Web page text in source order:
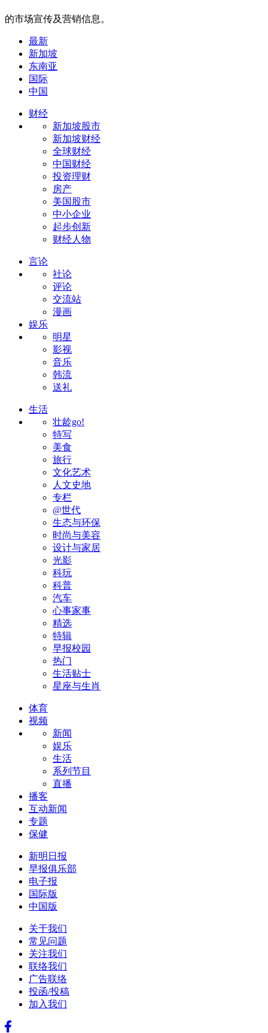
的市场宣传及营销信息。
最新
新加坡
东南亚
国际
中国
财经
新加坡股市
新加坡财经
全球财经
中国财经
投资理财
房产
美国股市
中小企业
起步创新
财经人物
言论
社论
评论
交流站
漫画
娱乐
明星
影视
音乐
韩流
送礼
生活
壮龄go!
特写
美食
旅行
文化艺术
人文史地
专栏
@世代
生态与环保
时尚与美容
设计与家居
光影
科玩
科普
汽车
心事家事
精选
特辑
早报校园
热门
生活贴士
星座与生肖
体育
视频
新闻
娱乐
生活
系列节目
直播
播客
互动新闻
专题
保健
新明日报
早报俱乐部
电子报
国际版
中国版
关于我们
常见问题
关注我们
联络我们
广告联络
投函/投稿
加入我们